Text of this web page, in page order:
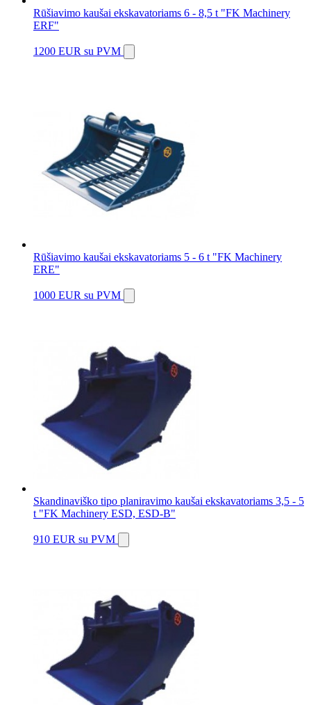
Rūšiavimo kaušai ekskavatoriams 6 - 8,5 t "FK Machinery
ERF"
1200 EUR su PVM
Rūšiavimo kaušai ekskavatoriams 5 - 6 t "FK Machinery
ERE"
1000 EUR su PVM
Skandinaviško tipo planiravimo kaušai ekskavatoriams 3,5 - 5
t "FK Machinery ESD, ESD-B"
910 EUR su PVM